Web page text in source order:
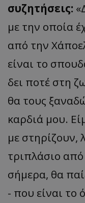
συζητήσεις:
με την οποία
από την
είναι το
δει ποτέ στη
θα τους
καρδιά μου.
με στηρίζουν,
τριπλάσιο
σήμερα, θα
- που είναι το